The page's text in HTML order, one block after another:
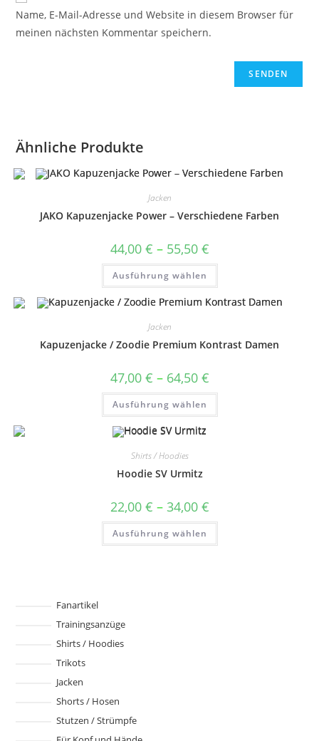
Name, E-Mail-Adresse und Website in diesem Browser für
meinen nächsten Kommentar speichern.
Ähnliche Produkte
Jacken
JAKO Kapuzenjacke Power – Verschiedene Farben
44,00 € – 55,50 €Preisspanne:
44,00 €
bis
Ausführung wählen
Dieses
weist
mehrere
Varianten
können
werden
Jacken
Kapuzenjacke / Zoodie Premium Kontrast Damen
47,00 € – 64,50 €Preisspanne:
47,00 €
bis
Ausführung wählen
Dieses
weist
werden
Shirts / Hoodies
Hoodie SV Urmitz
22,00 € – 34,00 €Preisspanne:
22,00 €
bis
Ausführung wählen
Dieses
weist
Fanartikel
Trainingsanzüge
Shirts / Hoodies
Trikots
Jacken
Shorts / Hosen
Stutzen / Strümpfe